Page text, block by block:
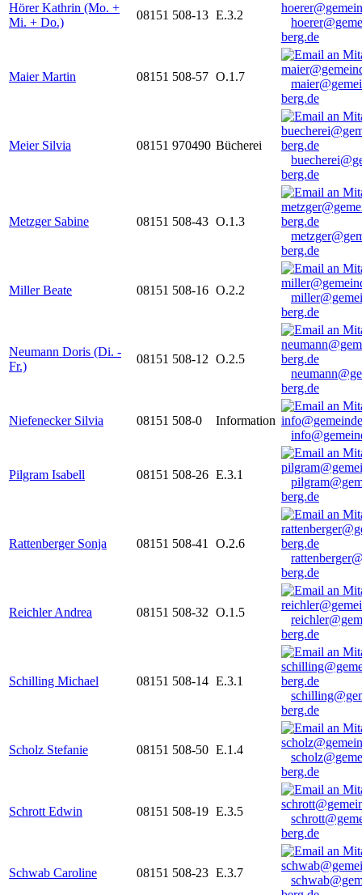
Hörer Kathrin (Mo. +
Mi. + Do.)
08151 508-13 E.3.2
berg.de
Maier Martin 08151 508-57 O.1.7
berg.de
Meier Silvia 08151 970490 Bücherei
berg.de
Metzger Sabine 08151 508-43 O.1.3
berg.de
Miller Beate 08151 508-16 O.2.2
berg.de
Neumann Doris (Di. -
Fr.)
08151 508-12 O.2.5
berg.de
Niefenecker Silvia 08151 508-0
Information
Pilgram Isabell 08151 508-26 E.3.1
berg.de
Rattenberger Sonja 08151 508-41
O.2.6
berg.de
Reichler Andrea 08151 508-32 O.1.5
berg.de
Schilling Michael 08151 508-14 E.3.1
berg.de
Scholz Stefanie 08151 508-50 E.1.4
berg.de
Schrott Edwin 08151 508-19 E.3.5
berg.de
Schwab Caroline 08151 508-23 E.3.7